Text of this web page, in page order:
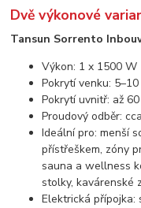
Dvě výkonové
Tansun Sorrento
Výkon: 1 x 1500 W
Pokrytí venku: 5–10
Pokrytí uvnitř: až 60
Proudový odběr:
Ideální pro: menší
přístřeškem, zóny
sauna a wellness
stolky, kavárenské
Elektrická